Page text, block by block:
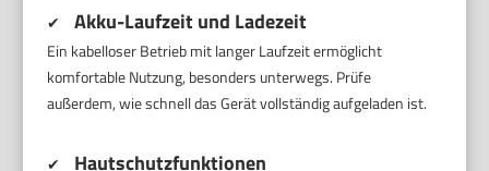
✔ Akku-Laufzeit und Ladezeit
Ein kabelloser Betrieb mit langer Laufzeit ermöglicht
komfortable Nutzung, besonders unterwegs. Prüfe
außerdem, wie schnell das Gerät vollständig aufgeladen ist.
✔ Hautschutzfunktionen